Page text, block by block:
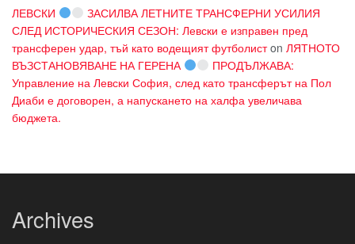
ЛЕВСКИ
ЗАСИЛВА ЛЕТНИТЕ ТРАНСФЕРНИ УСИЛИЯ
СЛЕД ИСТОРИЧЕСКИЯ СЕЗОН: Левски е изправен пред
трансферен удар, тъй като водещият футболистon ЛЯТНОТО
ВЪЗСТАНОВЯВАНЕ НА ГЕРЕНА
ПРОДЪЛЖАВА:
Управление на Левски София, след като трансферът на Пол
Диаби е договорен, а напускането на халфа увеличава
бюджета.
Archives